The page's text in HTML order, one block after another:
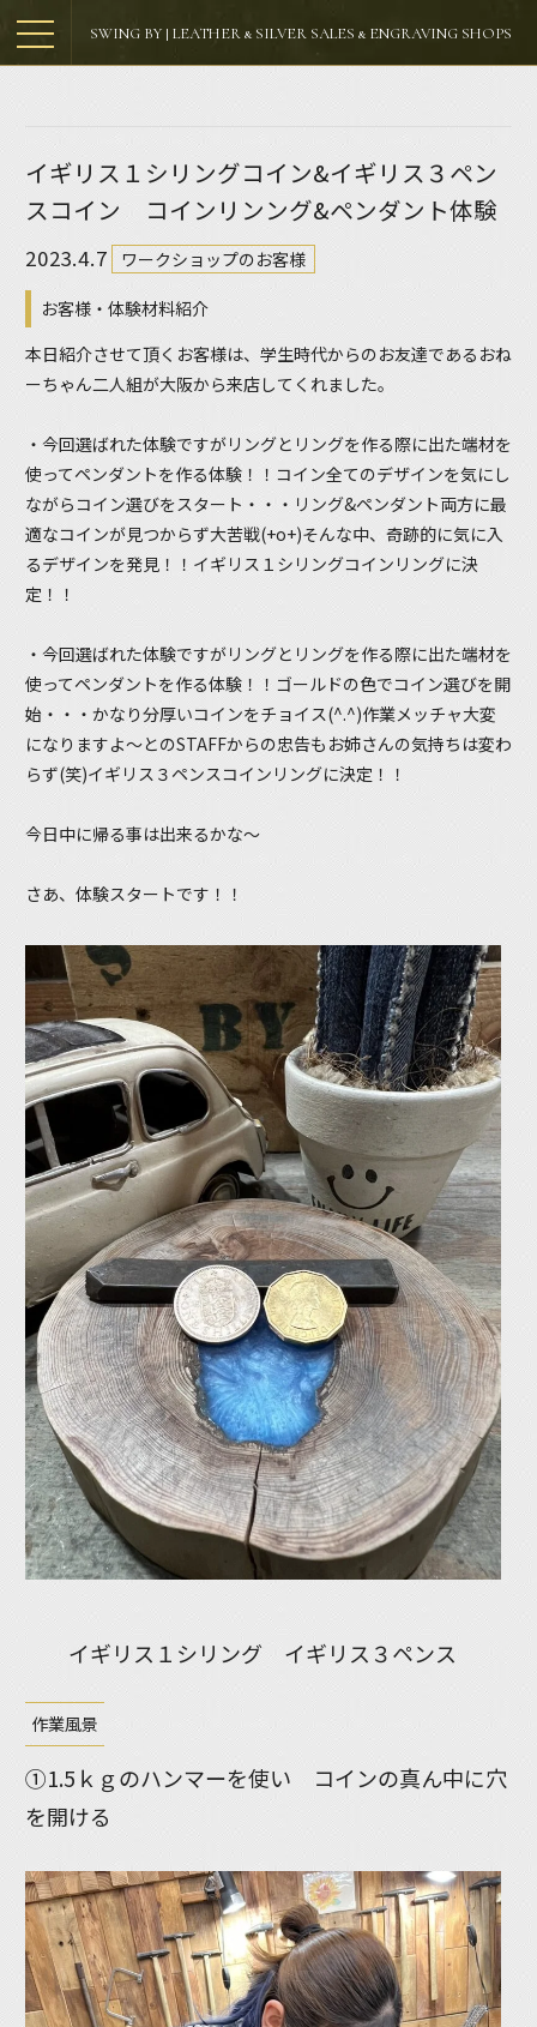
SWING BY | LEATHER & SILVER SALES & ENGRAVING SHOPS
イギリス１シリングコイン&イギリス３ペン
スコイン コインリンング&ペンダント体験
2023.4.7 ワークショップのお客様
お客様・体験材料紹介
本日紹介させて頂くお客様は、学生時代からのお友達であるおね
ーちゃん二人組が大阪から来店してくれました。
・今回選ばれた体験ですがリングとリングを作る際に出た端材を
使ってペンダントを作る体験！！コイン全てのデザインを気にし
ながらコイン選びをスタート・・・リング&ペンダント両方に最
適なコインが見つからず大苦戦(+o+)そんな中、奇跡的に気に入
るデザインを発見！！ イギリス１シリングコインリングに決
定！！
・今回選ばれた体験ですがリングとリングを作る際に出た端材を
使ってペンダントを作る体験！！ゴールドの色でコイン選びを開
始・・・かなり分厚いコインをチョイス(^.^)作業メッチャ大変
になりますよ～とのSTAFFからの忠告もお姉さんの気持ちは変わ
らず(笑)イギリス３ペンスコインリングに決定！！
今日中に帰る事は出来るかな～
さあ、体験スタートです！！
イギリス１シリング イギリス３ペンス
作業風景
①1.5ｋｇのハンマーを使い コインの真ん中に穴
を開ける